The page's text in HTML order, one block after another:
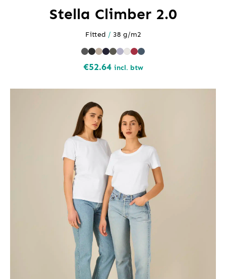
Stella Climber 2.0
Fitted / 38 g/m2
€52.64 incl. btw